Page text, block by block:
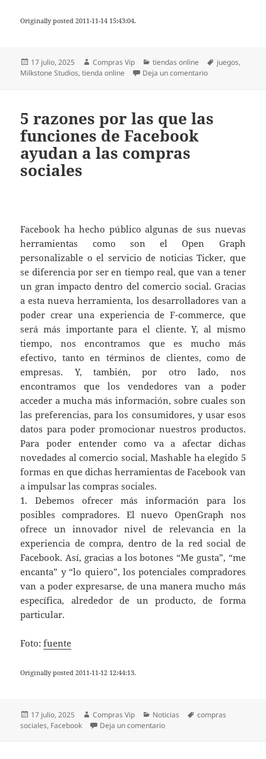
Originally posted 2011-11-14 15:43:04.
Publicado
el
17 julio, 2025 Autor
Compras Vip Categorías
tiendas online Etiquetas
juegos,
Milkstone Studios,tienda online Deja un comentarioen Milkstone
5 razones por las que las
funciones de Facebook
ayudan a las compras
sociales
Facebook ha hecho público algunas de sus nuevas
herramientas como son el Open Graph
personalizable o el servicio de noticias Ticker, que
se diferencia por ser en tiempo real, que van a tener
un gran impacto dentro del comercio social. Gracias
a esta nueva herramienta, los desarrolladores van a
poder crear una experiencia de F-commerce, que
será más importante para el cliente. Y, al mismo
tiempo, nos encontramos que es mucho más
efectivo, tanto en términos de clientes, como de
empresas. Y, también, por otro lado, nos
encontramos que los vendedores van a poder
acceder a mucha más información, sobre cuales son
las preferencias, para los consumidores, y usar esos
datos para poder promocionar nuestros productos.
Para poder entender como va a afectar dichas
novedades al comercio social, Mashable ha elegido 5
formas en que dichas herramientas de Facebook van
a impulsar las compras sociales.
1. Debemos ofrecer más información para los
posibles compradores. El nuevo OpenGraph nos
ofrece un innovador nivel de relevancia en la
experiencia de compra, dentro de la red social de
Facebook. Así, gracias a los botones “Me gusta”, “me
encanta” y “lo quiero”, los potenciales compradores
van a poder expresarse, de una manera mucho más
específica, alrededor de un producto, de forma
particular.
Foto:fuente
Originally posted 2011-11-12 12:44:13.
Publicado
el
17 julio, 2025 Autor
Compras Vip Categorías
Noticias Etiquetas
compras
sociales, Facebook Deja un comentarioen 5 razones por las que las